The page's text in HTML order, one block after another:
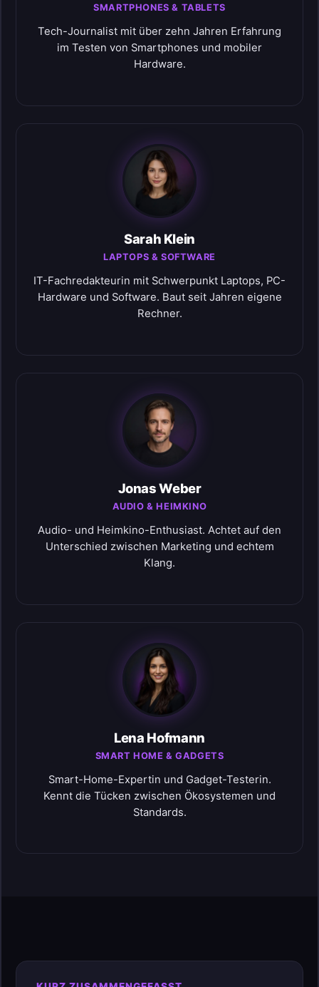
SMARTPHONES & TABLETS
Tech-Journalist mit über zehn Jahren Erfahrung
im Testen von Smartphones und mobiler
Hardware.
Sarah Klein
LAPTOPS & SOFTWARE
IT-Fachredakteurin mit Schwerpunkt Laptops, PC-
Hardware und Software. Baut seit Jahren eigene
Rechner.
Jonas Weber
AUDIO & HEIMKINO
Audio- und Heimkino-Enthusiast. Achtet auf den
Unterschied zwischen Marketing und echtem
Klang.
Lena Hofmann
SMART HOME & GADGETS
Smart-Home-Expertin und Gadget-Testerin.
Kennt die Tücken zwischen Ökosystemen und
Standards.